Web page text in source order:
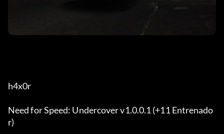
h4x0r
Need for Speed: Undercover v1.0.0.1 (+11 Entrenado
r)